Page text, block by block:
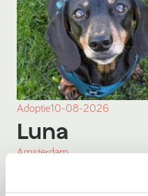
Adoptie10-08-2026
Luna
Amsterdam